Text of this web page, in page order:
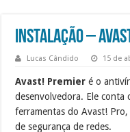
Instalação –
Lucas Cândido 15 de
Avast! Premier é o
desenvolvedora. Ele conta
ferramentas do Avast!
de segurança de redes.